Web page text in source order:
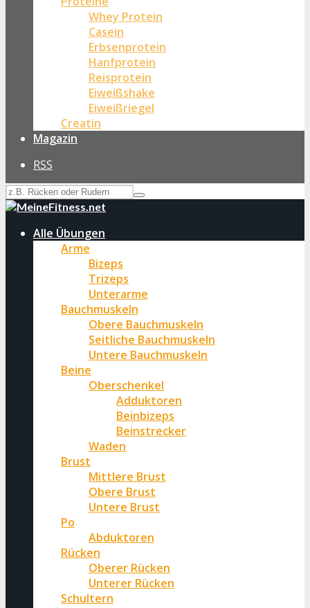
Whey Protein
Casein
Erbsenprotein
Hanfprotein
Reisprotein
Eiweißshake
Eiweißriegel
Creatin
Magazin
RSS
Alle Übungen
Arme
Bizeps
Trizeps
Unterarme
Bauchmuskeln
Obere Bauchmuskeln
Seitliche Bauchmuskeln
Untere Bauchmuskeln
Beine
Oberschenkel
Adduktoren
Beinbizeps
Beinstrecker
Waden
Brust
Mittlere Brust
Obere Brust
Untere Brust
Po
Abduktoren
Rücken
Oberer Rücken
Unterer Rücken
Schultern